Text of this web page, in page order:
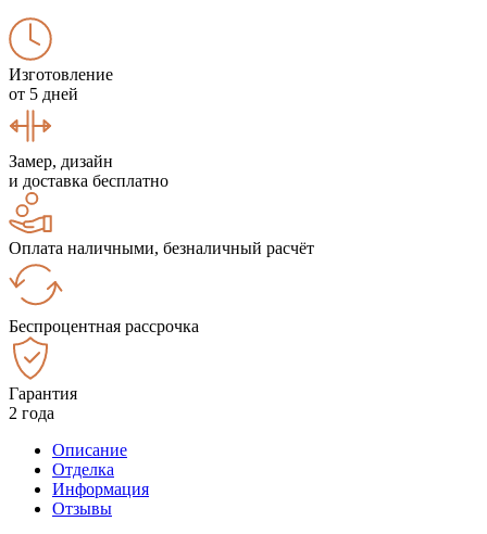
Изготовление
от 5 дней
Замер, дизайн
и доставка бесплатно
Оплата наличными, безналичный расчёт
Беспроцентная рассрочка
Гарантия
2 года
Описание
Отделка
Информация
Отзывы